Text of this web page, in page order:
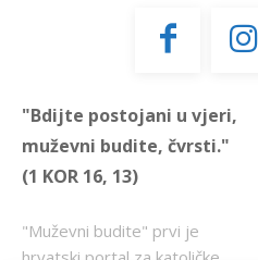
"Bdijte postojani u vjeri,
muževni budite, čvrsti."
(1 KOR 16, 13)
"Muževni budite" prvi je